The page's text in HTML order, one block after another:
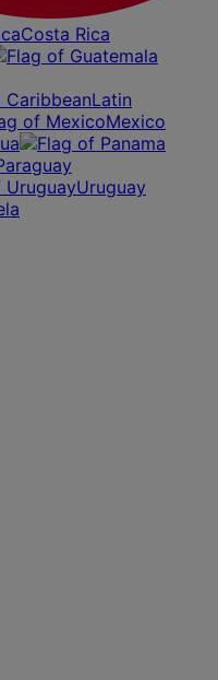
Costa Rica
Latin
Mexico
Uruguay